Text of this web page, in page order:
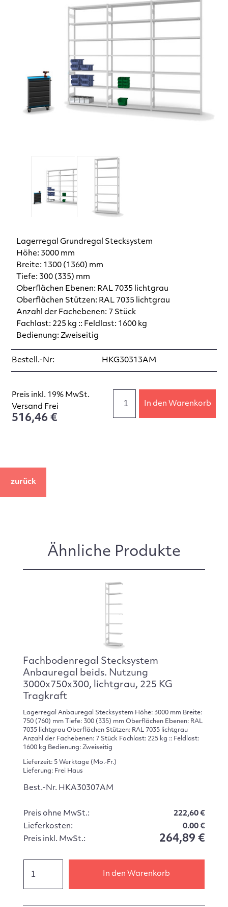
Lagerregal Grundregal Stecksystem
Höhe: 3000 mm
Breite: 1300 (1360) mm
Tiefe: 300 (335) mm
Oberflächen Ebenen: RAL 7035 lichtgrau
Oberflächen Stützen: RAL 7035 lichtgrau
Anzahl der Fachebenen: 7 Stück
Fachlast: 225 kg :: Feldlast: 1600 kg
Bedienung: Zweiseitig
Bestell.-Nr: HKG30313AM
Preis inkl. 19% MwSt.
Versand Frei
516,46 €
In den Warenkorb
zurück
Ähnliche Produkte
Fachbodenregal Stecksystem
Anbauregal beids. Nutzung
3000x750x300, lichtgrau, 225 KG
Tragkraft
Lagerregal Anbauregal Stecksystem Höhe: 3000 mm Breite:
750 (760) mm Tiefe: 300 (335) mm Oberflächen Ebenen: RAL
7035 lichtgrau Oberflächen Stützen: RAL 7035 lichtgrau
Anzahl der Fachebenen: 7 Stück Fachlast: 225 kg :: Feldlast:
1600 kg Bedienung: Zweiseitig
Lieferzeit: 5 Werktage (Mo.-Fr.)
Lieferung: Frei Haus
Best.-Nr. HKA30307AM
Preis ohne MwSt.:
222,60 €
Lieferkosten:
0.00 €
Preis inkl. MwSt.:
264,89 €
In den Warenkorb